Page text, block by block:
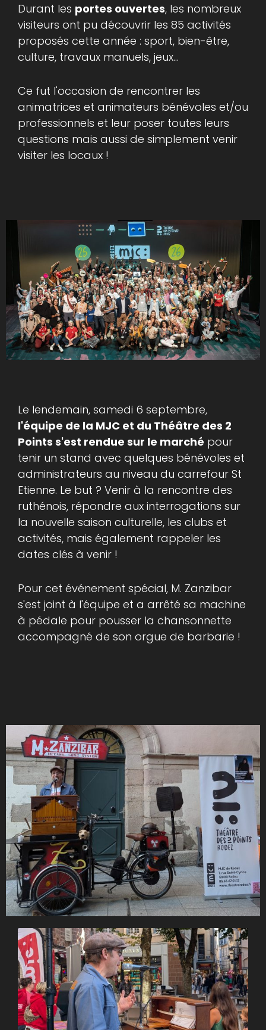
Durant les portes ouvertes, les nombreux
visiteurs ont pu découvrir les 85 activités
proposés cette année : sport, bien-être,
culture, travaux manuels, jeux...
Ce fut l'occasion de rencontrer les
animatrices et animateurs bénévoles et/ou
professionnels et leur poser toutes leurs
questions mais aussi de simplement venir
visiter les locaux !
Le lendemain, samedi 6 septembre,
l'équipe de la MJC et du Théâtre des 2
Points s'est rendue sur le marché pour
tenir un stand avec quelques bénévoles et
administrateurs au niveau du carrefour St
Etienne. Le but ? Venir à la rencontre des
ruthénois, répondre aux interrogations sur
la nouvelle saison culturelle, les clubs et
activités, mais également rappeler les
dates clés à venir !
Pour cet événement spécial, M. Zanzibar
s'est joint à l'équipe et a arrêté sa machine
à pédale pour pousser la chansonnette
accompagné de son orgue de barbarie !